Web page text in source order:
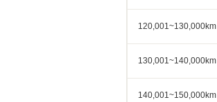
120,001~130,000km
130,001~140,000km
140,001~150,000km